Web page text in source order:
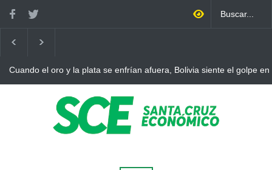
Cuando el oro y la plata se enfrían afuera, Bolivia siente el golpe en